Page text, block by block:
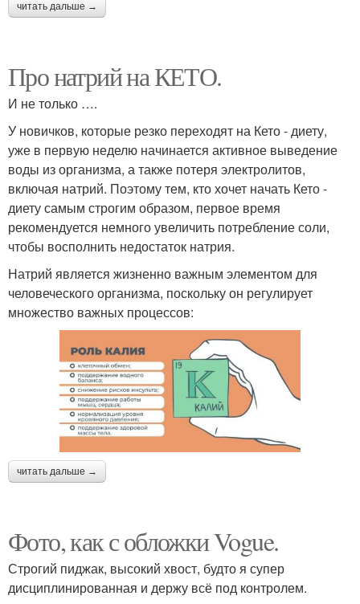
читать дальше →
Про натрий на КЕТО.
И не только ….
У новичков, которые резко переходят на Кето - диету,
уже в первую неделю начинается активное выведение
воды из организма, а также потеря электролитов,
включая натрий. Поэтому тем, кто хочет начать Кето -
диету самым строгим образом, первое время
рекомендуется немного увеличить потребление соли,
чтобы восполнить недостаток натрия.
Натрий является жизненно важным элементом для
человеческого организма, поскольку он регулирует
множество важных процессов:
читать дальше →
Фото, как с обложки Vogue.
Строгий пиджак, высокий хвост, будто я супер
дисциплинированная и держу всё под контролем.